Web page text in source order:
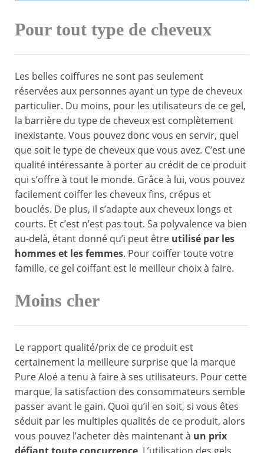
Pour tout type de cheveux
Les belles coiffures ne sont pas seulement
réservées aux personnes ayant un type de cheveux
particulier. Du moins, pour les utilisateurs de ce gel,
la barrière du type de cheveux est complètement
inexistante. Vous pouvez donc vous en servir, quel
que soit le type de cheveux que vous avez. C’est une
qualité intéressante à porter au crédit de ce produit
qui s’offre à tout le monde. Grâce à lui, vous pouvez
facilement coiffer les cheveux fins, crépus et
bouclés. De plus, il s’adapte aux cheveux longs et
courts. Et c’est n’est pas tout. Sa polyvalence va bien
au-delà, étant donné qu’i peut être utilisé par les
hommes et les femmes. Pour coiffer toute votre
famille, ce gel coiffant est le meilleur choix à faire.
Moins cher
Le rapport qualité/prix de ce produit est
certainement la meilleure surprise que la marque
Pure Aloé a tenu à faire à ses utilisateurs. Pour cette
marque, la satisfaction des consommateurs semble
passer avant le gain. Quoi qu’il en soit, si vous êtes
séduit par les multiples qualités de ce produit, alors
vous pouvez l’acheter dès maintenant à un prix